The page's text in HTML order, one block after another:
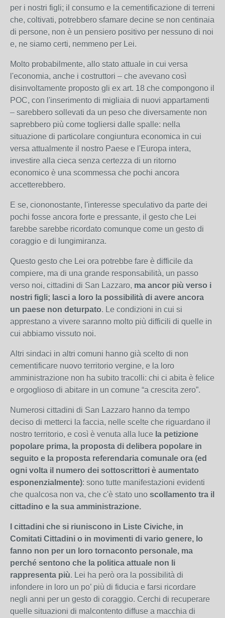
per i nostri figli; il consumo e la cementificazione di terreni
che, coltivati, potrebbero sfamare decine se non centinaia
di persone, non è un pensiero positivo per nessuno di noi
e, ne siamo certi, nemmeno per Lei.
Molto probabilmente, allo stato attuale in cui versa
l'economia, anche i costruttori – che avevano così
disinvoltamente proposto gli ex art. 18 che compongono il
POC, con l'inserimento di migliaia di nuovi appartamenti
– sarebbero sollevati da un peso che diversamente non
saprebbero più come togliersi dalle spalle: nella
situazione di particolare congiuntura economica in cui
versa attualmente il nostro Paese e l'Europa intera,
investire alla cieca senza certezza di un ritorno
economico è una scommessa che pochi ancora
accetterebbero.
E se, ciononostante, l'interesse speculativo da parte dei
pochi fosse ancora forte e pressante, il gesto che Lei
farebbe sarebbe ricordato comunque come un gesto di
coraggio e di lungimiranza.
Questo gesto che Lei ora potrebbe fare è difficile da
compiere, ma di una grande responsabilità, un passo
verso noi, cittadini di San Lazzaro, ma ancor più verso i
nostri figli; lasci a loro la possibilità di avere ancora
un paese non deturpato. Le condizioni in cui si
apprestano a vivere saranno molto più difficili di quelle in
cui abbiamo vissuto noi.
Altri sindaci in altri comuni hanno già scelto di non
cementificare nuovo territorio vergine, e la loro
amministrazione non ha subito tracolli: chi ci abita è felice
e orgoglioso di abitare in un comune “a crescita zero”.
Numerosi cittadini di San Lazzaro hanno da tempo
deciso di metterci la faccia, nelle scelte che riguardano il
nostro territorio, e così è venuta alla luce la petizione
popolare prima, la proposta di delibera popolare in
seguito e la proposta referendaria comunale ora (ed
ogni volta il numero dei sottoscrittori è aumentato
esponenzialmente): sono tutte manifestazioni evidenti
che qualcosa non va, che c'è stato uno scollamento tra il
cittadino e la sua amministrazione.
I cittadini che si riuniscono in Liste Civiche, in
Comitati Cittadini o in movimenti di vario genere, lo
fanno non per un loro tornaconto personale, ma
perché sentono che la politica attuale non li
rappresenta più. Lei ha però ora la possibilità di
infondere in loro un po’ più di fiducia e farsi ricordare
negli anni per un gesto di coraggio. Cerchi di recuperare
quelle situazioni di malcontento diffuse a macchia di